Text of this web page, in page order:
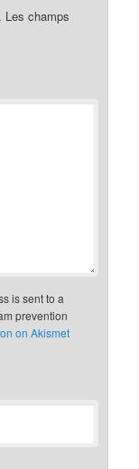
Les champs
is sent to a
prevention
on Akismet